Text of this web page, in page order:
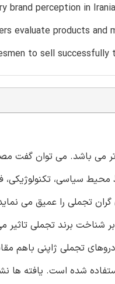
brand perception in
evaluate products and
to sell successfully
می باشد. می توان گفت
محیط سیاسی، تکنولوژیکی،
تجملی را عمیق می
شناخت برند تجملی تاثیر
تجملی ژاپنی باهم
استفاده شده است. یافته